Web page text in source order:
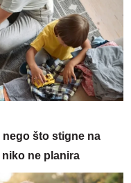
što stigne na
ne planira